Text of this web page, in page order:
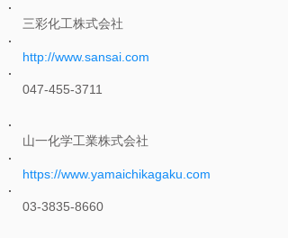
047-455-3711
三彩化工株式会社
http://www.sansai.com
03-3835-8660
山一化学工業株式会社
https://www.yamaichikagaku.com